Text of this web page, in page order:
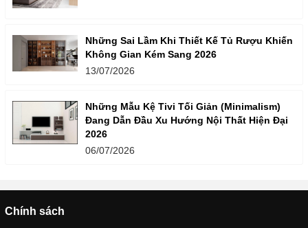
Những Sai Lầm Khi Thiết Kế Tủ Rượu Khiến
Không Gian Kém Sang 2026
13/07/2026
Những Mẫu Kệ Tivi Tối Giản (Minimalism)
Đang Dẫn Đầu Xu Hướng Nội Thất Hiện Đại
2026
06/07/2026
Chính sách